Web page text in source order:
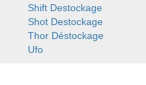
Shift Destockage
Shot Destockage
Thor Déstockage
Ufo